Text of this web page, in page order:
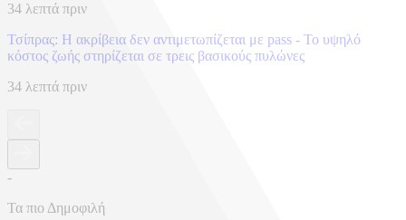
34 λεπτά πριν
Τσίπρας: Η ακρίβεια δεν αντιμετωπίζεται με pass - Το υψηλό
κόστος ζωής στηρίζεται σε τρεις βασικούς πυλώνες
34 λεπτά πριν
-
Τα πιο Δημοφιλή